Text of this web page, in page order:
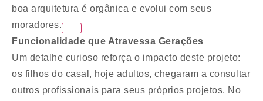
boa arquitetura é orgânica e evolui com seus
moradores.
Funcionalidade que Atravessa Gerações
Um detalhe curioso reforça o impacto deste projeto:
os filhos do casal, hoje adultos, chegaram a consultar
outros profissionais para seus próprios projetos. No